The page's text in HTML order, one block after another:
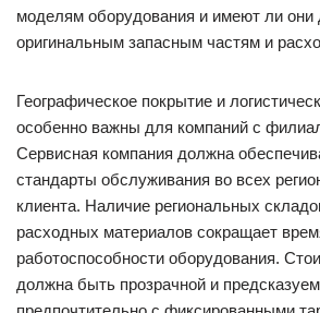
моделям оборудования и имеют ли они
оригинальным запасным частям и
Географическое покрытие и
особенно важны для компаний с
Сервисная компания должна
стандарты обслуживания во всех
клиента. Наличие региональных
расходных материалов сокращает
работоспособности оборудования.
должна быть прозрачной и